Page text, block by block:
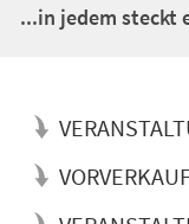
...in jedem steckt